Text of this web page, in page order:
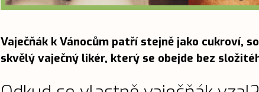
Vaječňák k Vánocům patří stejně jako cukroví,
skvělý vaječný likér, který se obejde bez